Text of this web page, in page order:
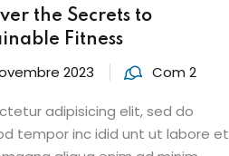
the Secrets to
Fitness
2023 Com 2
adipisicing elit, sed do
tempor inc idid unt ut labore et